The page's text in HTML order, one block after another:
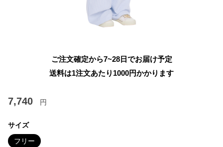
ご注文確定から7~28日でお届け予定
送料は1注文あたり 1000円かかります
7,740 円
サイズ
フリー